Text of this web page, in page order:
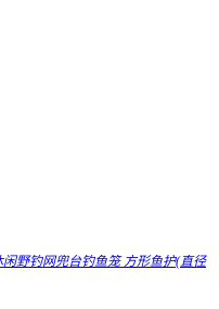
野钓网兜台钓鱼笼 方形鱼护(直径